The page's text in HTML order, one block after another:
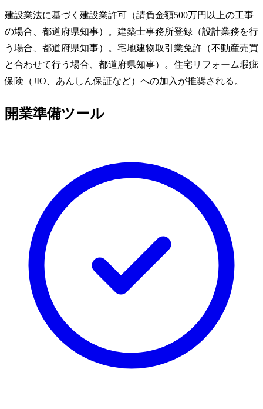
建設業法に基づく建設業許可（請負金額500万円以上の工事
の場合、都道府県知事）。建築士事務所登録（設計業務を行
う場合、都道府県知事）。宅地建物取引業免許（不動産売買
と合わせて行う場合、都道府県知事）。住宅リフォーム瑕疵
保険（JIO、あんしん保証など）への加入が推奨される。
開業準備ツール